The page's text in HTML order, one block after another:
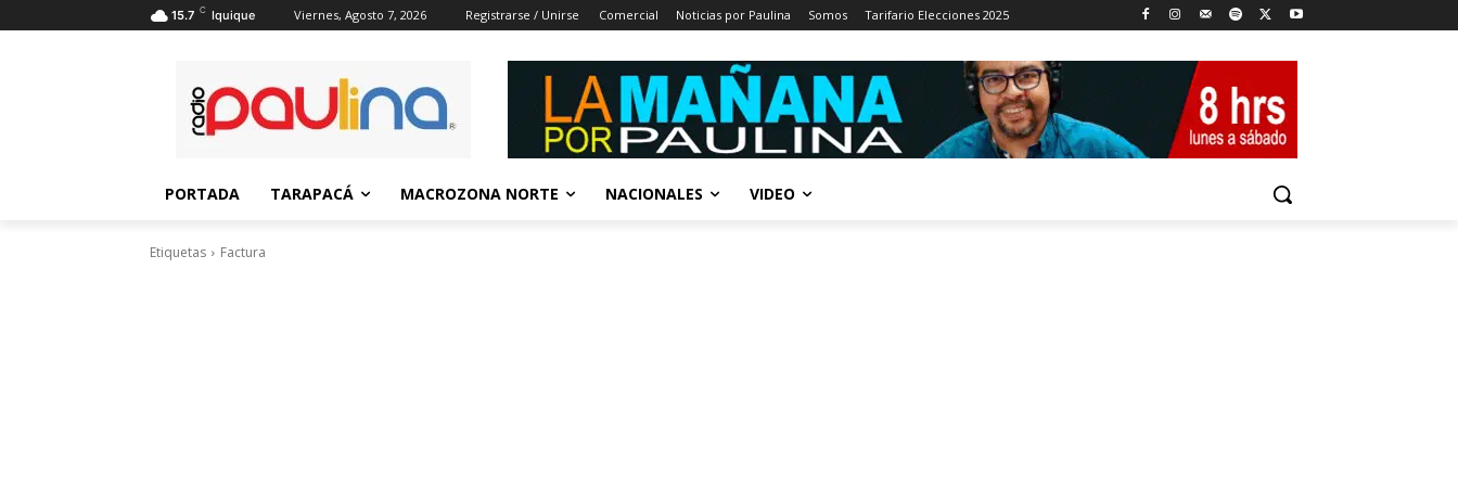
15.7 C Iquique Viernes, Agosto 7, 2026 Registrarse / Unirse Comercial Noticias por Paulina Somos Tarifario Elecciones 2025
PORTADA TARAPACÁ MACROZONA NORTE NACIONALES VIDEO
Etiquetas Factura